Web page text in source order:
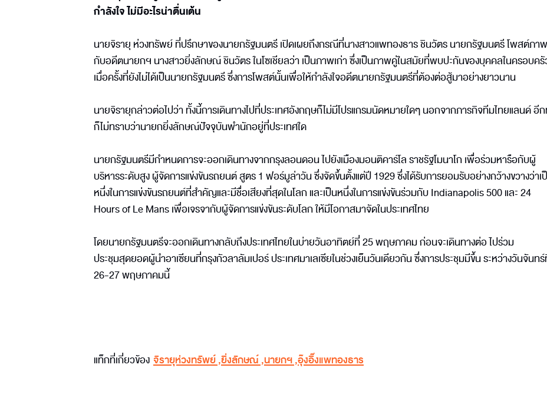
กำลังใจ ไม่มีอะไรน่าตื่นเต้น
นายจิรายุ ห่วงทรัพย์ ที่ปรึกษาของนายกรัฐมนตรี เปิดเผยถึงกรณีที่นางสาวแพทองธาร ชินวัตร นายกรัฐมนตรี โพสต์ภา
กับอดีตนายกฯ นางสาวยิ่งลักษณ์ ชินวัตร ในโซเชียลว่า เป็นภาพเก่า ซึ่งเป็นภาพคู่ในสมัยที่พบปะกันของบุคคลในครอบค
เมื่อครั้งที่ยังไม่ได้เป็นนายกรัฐมนตรี ซึ่งการโพสต์นั้นเพื่อให้กำลังใจอดีตนายกรัฐมนตรีที่ต้องต่อสู้มาอย่างยาวนาน
นายจิรายุกล่าวต่อไปว่า ทั้งนี้การเดินทางไปที่ประเทศอังกฤษก็ไม่มีโปรแกรมนัดหมายใดๆ นอกจากภารกิจทีมไทยแลนด์ อี
ก็ไม่ทราบว่านายกยิ่งลักษณ์ปัจจุบันพำนักอยู่ที่ประเทศใด
นายกรัฐมนตรีมีกำหนดการจะออกเดินทางจากกรุงลอนดอน ไปยังเมืองมอนติคาร์โล ราชรัฐโมนาโก เพื่อร่วมหารือกับผู้
บริหารระดับสูง ผู้จัดการแข่งขันรถยนต์ สูตร 1 ฟอร์มูล่าวัน ซึ่งจัดขึ้นตั้งแต่ปี 1929 ซึ่งได้รับการยอมรับอย่างกว้างขวางว่าเ
หนึ่งในการแข่งขันรถยนต์ที่สำคัญและมีชื่อเสียงที่สุดในโลก และเป็นหนึ่งในการแข่งขันร่วมกับ Indianapolis 500 และ 24
Hours of Le Mans เพื่อเจรจากับผู้จัดการแข่งขันระดับโลก ให้มีโอกาสมาจัดในประเทศไทย
โดยนายกรัฐมนตรีจะออกเดินทางกลับถึงประเทศไทยในบ่ายวันอาทิตย์ที่ 25 พฤษภาคม ก่อนจะเดินทางต่อ ไปร่วม
ประชุมสุดยอดผู้นำอาเซียนที่กรุงกัวลาลัมเปอร์ ประเทศมาเลเซียในช่วงเย็นวันเดียวกัน ซึ่งการประชุมมีขึ้น ระหว่างวันจันท
26-27 พฤษภาคมนี้
แท็กที่เกี่ยวข้อง จิรายุห่วงทรัพย์,ยิ่งลักษณ์,นายกฯ,อุ๊งอิ๊งแพทองธาร